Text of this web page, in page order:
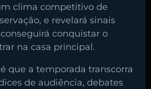
clima competitivo de
e revelará sinais
conquistar o
na casa principal.
que a temporada transcorra
de audiência, debates